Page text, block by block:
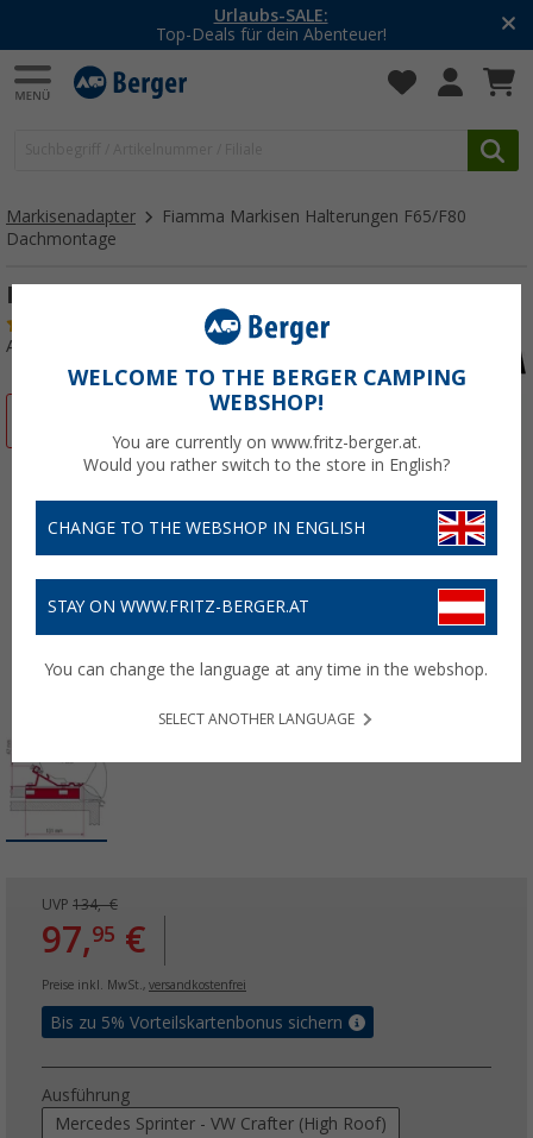
Urlaubs-SALE:
Top-Deals für dein Abenteuer!
Markisenadapter
Fiamma Markisen Halterungen F65/F80
Dachmontage
F65/F80s Kit Fixing-Bar
Art.-Nr.: 159090
UVP 134,- €
97,95 €
Preise inkl. MwSt., versandkostenfrei
Bis zu 5% Vorteilskartenbonus sichern
Ausführung
Mercedes Sprinter - VW Crafter (High Roof)
WELCOME TO THE BERGER CAMPING
WEBSHOP!
You are currently on www.fritz-berger.at.
Would you rather switch to the store in English?
CHANGE TO THE WEBSHOP IN ENGLISH
STAY ON WWW.FRITZ-BERGER.AT
You can change the language at any time in the webshop.
SELECT ANOTHER LANGUAGE